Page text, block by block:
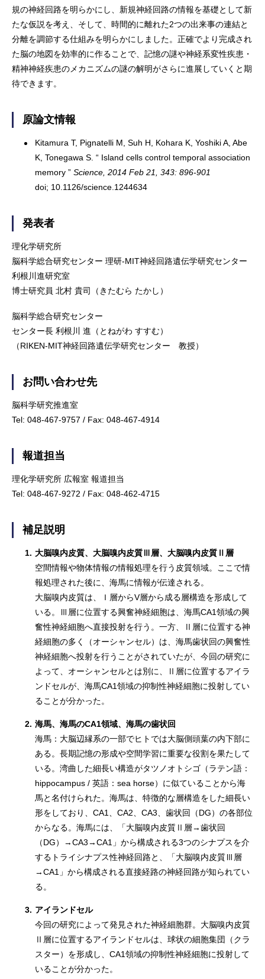
規の神経回路を明らかにし、新規神経回路の情報を基礎として新
たな仮説を考え、そして、時間的に離れた2つの出来事の連結と
分離を調節する仕組みを明らかにしました。正確でより完成され
た脳の地図を効率的に作ることで、記憶の謎や神経系変性疾患・
精神神経疾患のメカニズムの謎の解明がさらに進展していくと期
待できます。
原論文情報
Kitamura T, Pignatelli M, Suh H, Kohara K, Yoshiki A, Abe
K, Tonegawa S. “ Island cells control temporal association
memory ”Science, 2014 Feb 21, 343: 896-901
doi; 10.1126/science.1244634
発表者
理化学研究所
脳科学総合研究センター 理研-MIT神経回路遺伝学研究センター
利根川進研究室
博士研究員 北村 貴司（きたむら たかし）
脳科学総合研究センター
センター長 利根川 進（とねがわ すすむ）
（RIKEN-MIT神経回路遺伝学研究センター 教授）
お問い合わせ先
脳科学研究推進室
Tel: 048-467-9757 / Fax: 048-467-4914
報道担当
理化学研究所 広報室 報道担当
Tel: 048-467-9272 / Fax: 048-462-4715
補足説明
1. 大脳嗅内皮質、大脳嗅内皮質Ⅲ層、大脳嗅内皮質Ⅱ層
空間情報や物体情報の情報処理を行う皮質領域。ここで情
報処理された後に、海馬に情報が伝達される。
大脳嗅内皮質は、Ｉ層からV層から成る層構造を形成して
いる。Ⅲ層に位置する興奮神経細胞は、海馬CA1領域の興
奮性神経細胞へ直接投射を行う。一方、Ⅱ層に位置する神
経細胞の多く（オーシャンセル）は、海馬歯状回の興奮性
神経細胞へ投射を行うことがされていたが、今回の研究に
よって、オーシャンセルとは別に、Ⅱ層に位置するアイラ
ンドセルが、海馬CA1領域の抑制性神経細胞に投射してい
ることが分かった。
2. 海馬、海馬のCA1領域、海馬の歯状回
海馬：大脳辺縁系の一部でヒトでは大脳側頭葉の内下部に
ある。長期記憶の形成や空間学習に重要な役割を果たして
いる。湾曲した細長い構造がタツノオトシゴ（ラテン語：
hippocampus / 英語：sea horse）に似ていることから海
馬と名付けられた。海馬は、特徴的な層構造をした細長い
形をしており、CA1、CA2、CA3、歯状回（DG）の各部位
からなる。海馬には、「大脳嗅内皮質Ⅱ層→歯状回
（DG）→CA3→CA1」から構成される3つのシナプスを介
するトライシナプス性神経回路と、「大脳嗅内皮質Ⅲ層
→CA1」から構成される直接経路の神経回路が知られてい
る。
3. アイランドセル
今回の研究によって発見された神経細胞群。大脳嗅内皮質
Ⅱ層に位置するアイランドセルは、球状の細胞集団（クラ
スター）を形成し、CA1領域の抑制性神経細胞に投射して
いることが分かった。